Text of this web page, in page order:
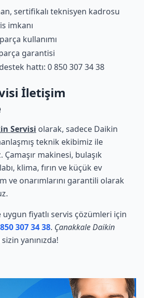
sertifikalı teknisyen kadrosu
imkanı
kullanımı
garantisi
hattı: 0 850 307 34 38
İletişim
Servisi olarak, sadece Daikin
teknik ekibimiz ile
makinesi, bulaşık
klima, fırın ve küçük ev
ve onarımlarını garantili olarak
uygun fiyatlı servis çözümleri için
307 34 38. Çanakkale Daikin
yanınızda!